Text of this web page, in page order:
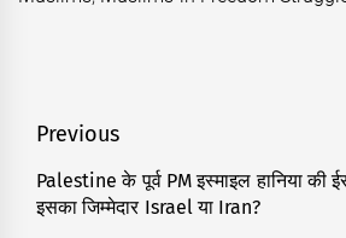
Post
navigation
Previous
Previous
post:
Palestine के पूर्व PM इस्माइल हानिया की
इसका जिम्मेदार Israel या Iran?